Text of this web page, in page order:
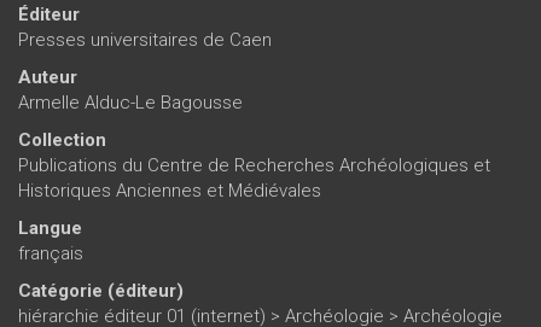
Éditeur
Presses universitaires de Caen
Auteur
Armelle Alduc-Le Bagousse
Collection
Publications du Centre de Recherches Archéologiques et
Historiques Anciennes et Médiévales
Langue
français
Catégorie (éditeur)
hiérarchie éditeur 01 (internet) > Archéologie > Archéologie